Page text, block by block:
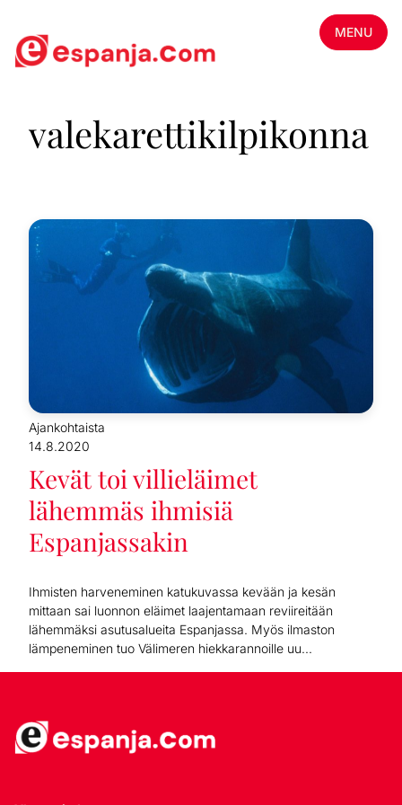
MENU
valekarettikilpikonna
Ajankohtaista
14.8.2020
Kevät toi villieläimet
lähemmäs ihmisiä
Espanjassakin
Ihmisten harveneminen katukuvassa kevään ja kesän
mittaan sai luonnon eläimet laajentamaan reviireitään
lähemmäksi asutusalueita Espanjassa. Myös ilmaston
lämpeneminen tuo Välimeren hiekkarannoille uu...